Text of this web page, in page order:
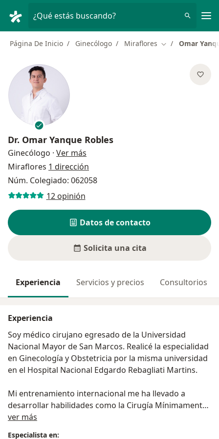
¿Qué estás buscando?
Página De Inicio Ginecólogo Miraflores Cambiar de
Omar
Dr. Omar Yanque Robles
Ginecólogo · Ver más
Miraflores 1 dirección
Núm. Colegiado: 062058
12 opinión
Datos de contacto
Solicita una cita
Experiencia Servicios y precios Consultorios
Experiencia
Soy médico cirujano egresado de la Universidad
Nacional Mayor de San Marcos. Realicé la especialidad
en Ginecología y Obstetricia por la misma universidad
en el Hospital Nacional Edgardo Rebagliati Martins.
Mi entrenamiento internacional me ha llevado a
desarrollar habilidades como la Cirugía Mínimamente
Invasiva, realizando Laparoscopía e Histeroscopía en
ver más
Especialista en: